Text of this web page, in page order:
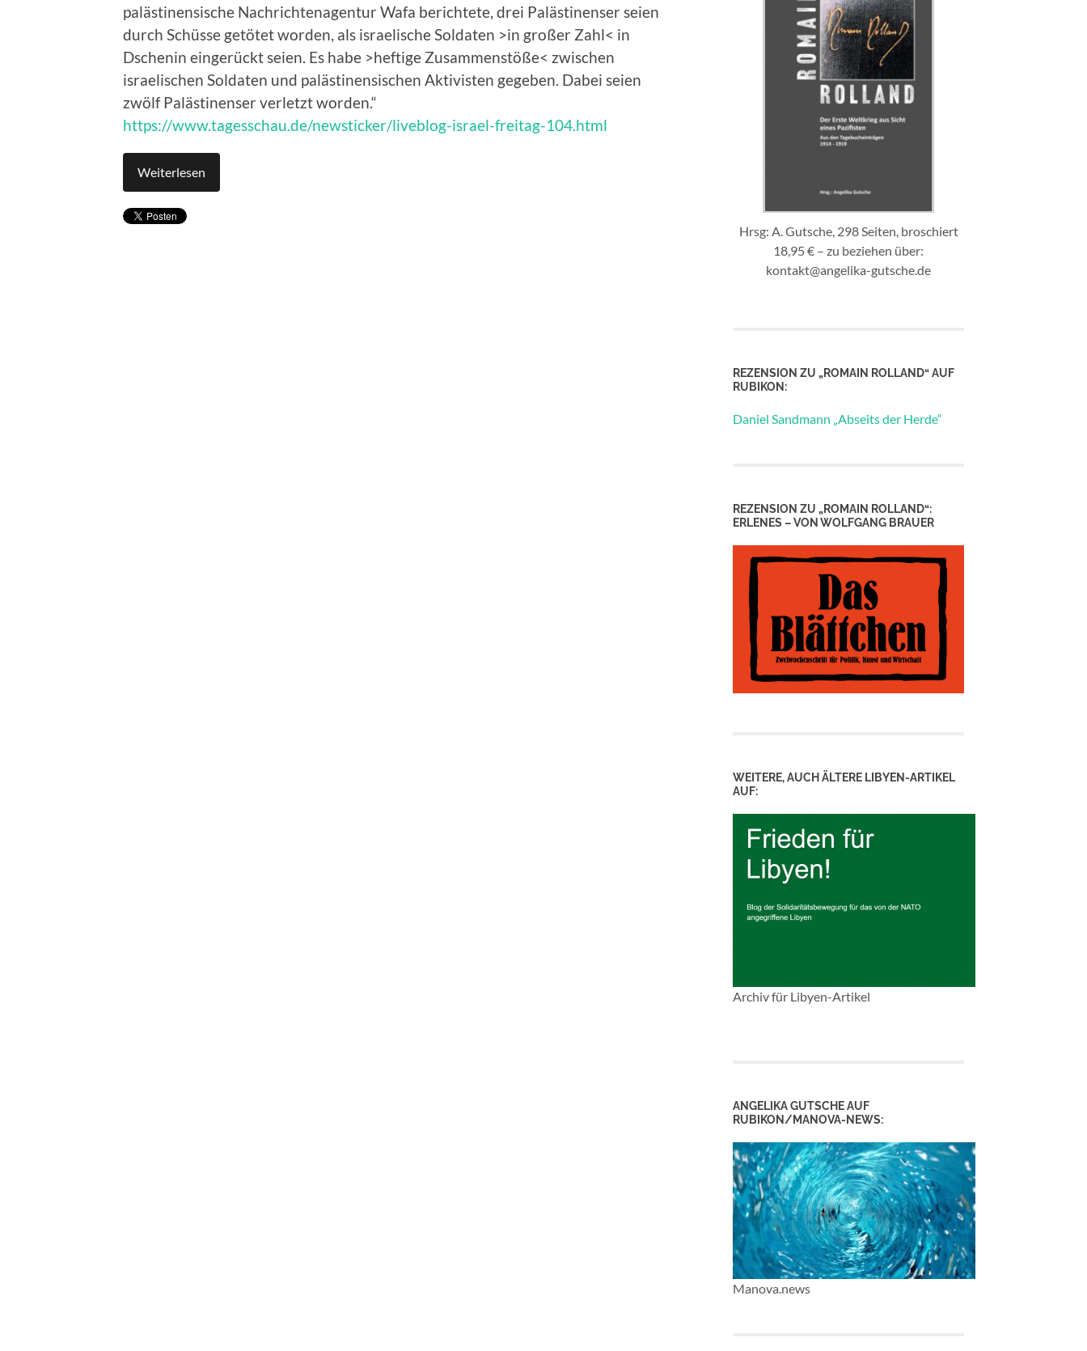
palästinensische Nachrichtenagentur Wafa berichtete, drei Palästinenser seien
durch Schüsse getötet worden, als israelische Soldaten >in großer Zahl< in
Dschenin eingerückt seien. Es habe >heftige Zusammenstöße< zwischen
israelischen Soldaten und palästinensischen Aktivisten gegeben. Dabei seien
zwölf Palästinenser verletzt worden.“
https://www.tagesschau.de/newsticker/liveblog-israel-freitag-104.html
Weiterlesen
Hrsg: A. Gutsche, 298 Seiten, broschiert
18,95 € – zu beziehen über:
kontakt@angelika-gutsche.de
REZENSION ZU „ROMAIN ROLLAND“ AUF
RUBIKON:
Daniel Sandmann „Abseits der Herde“
REZENSION ZU „ROMAIN ROLLAND“:
ERLENES – VON WOLFGANG BRAUER
WEITERE, AUCH ÄLTERE LIBYEN-ARTIKEL
AUF:
Archiv für Libyen-Artikel
ANGELIKA GUTSCHE AUF
RUBIKON/MANOVA-NEWS:
Manova.news